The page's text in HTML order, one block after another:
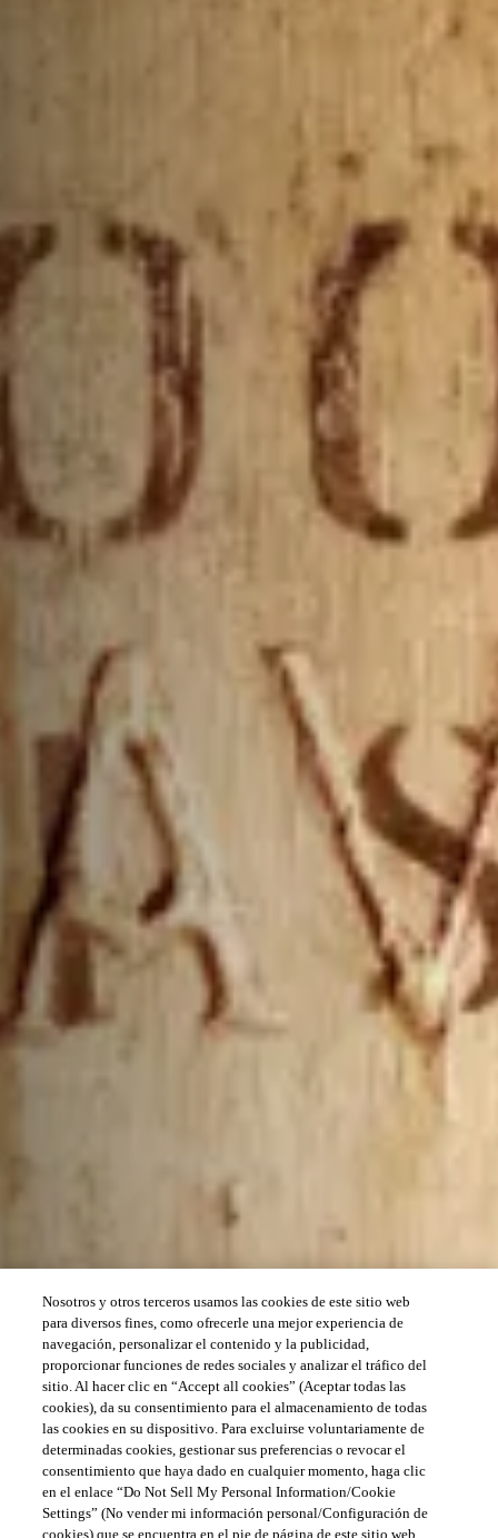
Nosotros y otros terceros usamos las cookies de este sitio web
para diversos fines, como ofrecerle una mejor experiencia de
navegación, personalizar el contenido y la publicidad,
proporcionar funciones de redes sociales y analizar el tráfico del
sitio. Al hacer clic en “Accept all cookies” (Aceptar todas las
cookies), da su consentimiento para el almacenamiento de todas
las cookies en su dispositivo. Para excluirse voluntariamente de
determinadas cookies, gestionar sus preferencias o revocar el
consentimiento que haya dado en cualquier momento, haga clic
en el enlace “Do Not Sell My Personal Information/Cookie
Settings” (No vender mi información personal/Configuración de
cookies) que se encuentra en el pie de página de este sitio web.